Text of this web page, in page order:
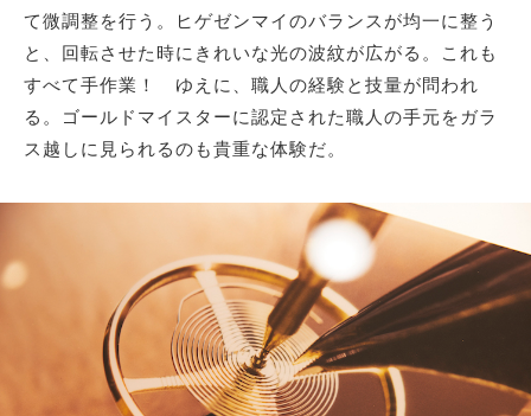
て微調整を行う。ヒゲゼンマイのバランスが均一に整う
と、回転させた時にきれいな光の波紋が広がる。これも
すべて手作業！ ゆえに、職人の経験と技量が問われ
る。ゴールドマイスターに認定された職人の手元をガラ
ス越しに見られるのも貴重な体験だ。